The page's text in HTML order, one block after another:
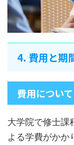
4. 費用と期
費用について
大学院で修士課
よる学費がかか